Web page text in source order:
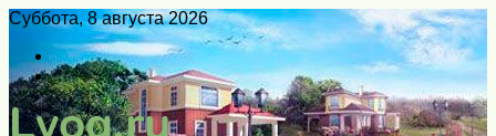
Суббота, 8 августа 2026
Войти
Switch
skin